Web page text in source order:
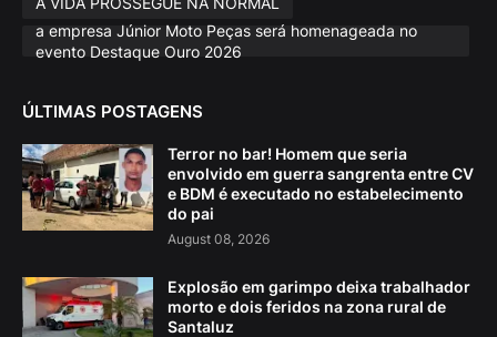
a empresa Júnior Moto Peças será homenageada no
evento Destaque Ouro 2026
ÚLTIMAS POSTAGENS
Terror no bar! Homem que seria
envolvido em guerra sangrenta entre CV
e BDM é executado no estabelecimento
do pai
August 08, 2026
Explosão em garimpo deixa trabalhador
morto e dois feridos na zona rural de
Santaluz